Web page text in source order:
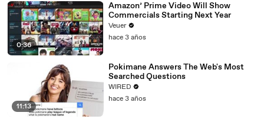
0:36
Amazon’ Prime Video Will Show
Commercials Starting Next Year
Veuer
hace 3 años
11:13
Pokimane Answers The Web's Most
Searched Questions
WIRED
hace 3 años